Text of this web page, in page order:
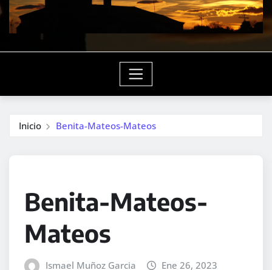
Inicio Benita-Mateos-Mateos
Benita-Mateos-
Mateos
Ismael Muñoz Garcia Ene 26, 2023